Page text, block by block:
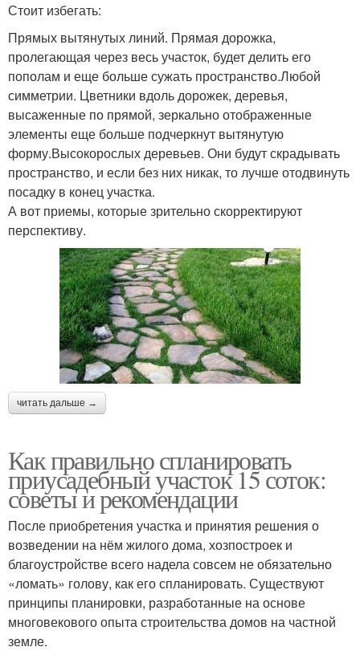
Стоит избегать:
Прямых вытянутых линий. Прямая дорожка,
пролегающая через весь участок, будет делить его
пополам и еще больше сужать пространство.Любой
симметрии. Цветники вдоль дорожек, деревья,
высаженные по прямой, зеркально отображенные
элементы еще больше подчеркнут вытянутую
форму.Высокорослых деревьев. Они будут скрадывать
пространство, и если без них никак, то лучше отодвинуть
посадку в конец участка.
А вот приемы, которые зрительно скорректируют
перспективу.
читать дальше →
Как правильно спланировать
приусадебный участок 15 соток:
советы и рекомендации
После приобретения участка и принятия решения о
возведении на нём жилого дома, хозпостроек и
благоустройстве всего надела совсем не обязательно
«ломать» голову, как его спланировать. Существуют
принципы планировки, разработанные на основе
многовекового опыта строительства домов на частной
земле.